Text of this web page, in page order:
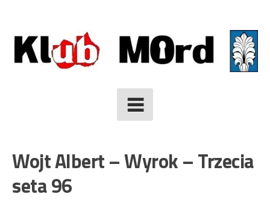
to
content
Wojt Albert – Wyrok – Trzecia
seta 96